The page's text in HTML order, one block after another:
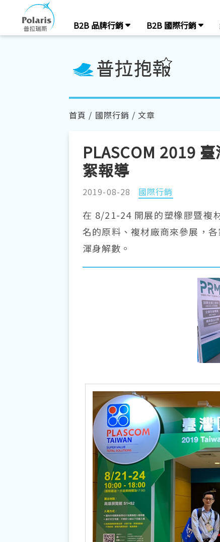
B2B 品牌行銷 B2B 國際行銷
首頁 / 國際行銷 / 文章
PLASCOM 2019
絮報導
2019-08-28 國際行銷
在 8/21-24 開展的塑橡膠暨複
名的原料、複材廠商來參展，
渾身解數。